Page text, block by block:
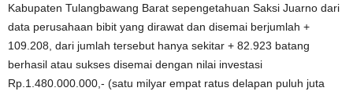
Kabupaten Tulangbawang Barat sepengetahuan Saksi Juarno dari
data perusahaan bibit yang dirawat dan disemai berjumlah +
109.208, dari jumlah tersebut hanya sekitar + 82.923 batang
berhasil atau sukses disemai dengan nilai investasi
Rp.1.480.000.000,- (satu milyar empat ratus delapan puluh juta